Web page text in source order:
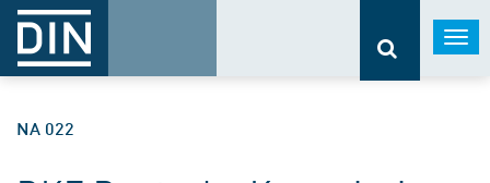
NA 022